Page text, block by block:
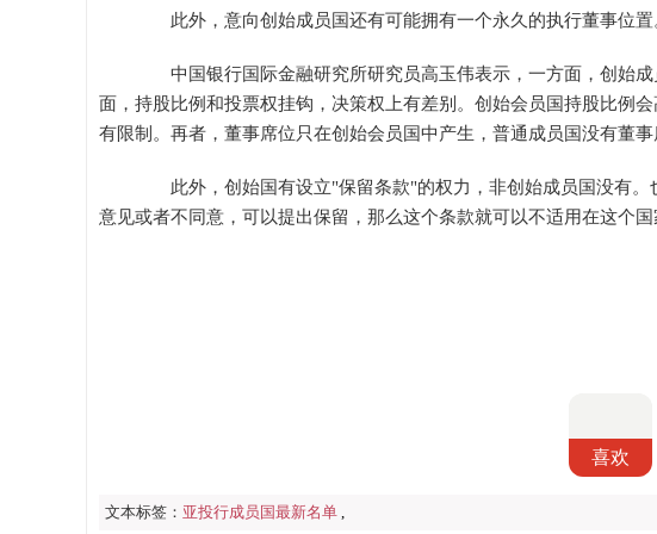
此外，意向创始成员国还有可能拥有一个永久的执行董事位置
中国银行国际金融研究所研究员高玉伟表示，一方面，创始成
面，持股比例和投票权挂钩，决策权上有差别。创始会员国持股比例
有限制。再者，董事席位只在创始会员国中产生，普通成员国没有董事
此外，创始国有设立"保留条款"的权力，非创始成员国没有。
意见或者不同意，可以提出保留，那么这个条款就可以不适用在这个
喜欢
文本标签： 亚投行成员国最新名单 ,